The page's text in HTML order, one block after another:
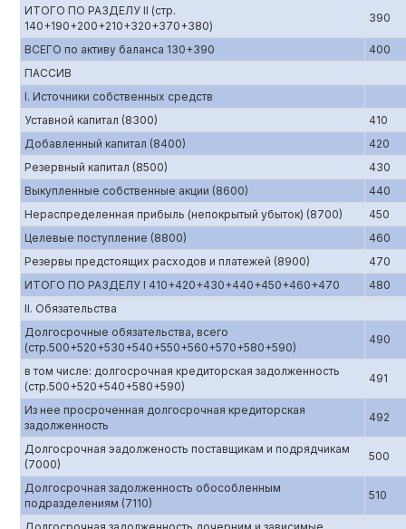
ИТОГО ПО РАЗДЕЛУ II (стр.
140+190+200+210+320+370+380)
390
ВСЕГО по активу баланса 130+390
400
ПАССИВ
I. Источники собственных средств
Уставной капитал (8300)
410
Добавленный капитал (8400)
420
Резервный капитал (8500)
430
Выкупленные собственные акции (8600)
440
Нераспределенная прибыль (непокрытый убыток) (8700)
450
Целевые поступление (8800)
460
Резервы предстоящих расходов и платежей (8900)
470
ИТОГО ПО РАЗДЕЛУ I 410+420+430+440+450+460+470
480
II. Обязательства
Долгосрочные обязательства, всего
(стр.500+520+530+540+550+560+570+580+590)
490
в том числе: долгосрочная кредиторская задолженность
(стр.500+520+540+580+590)
491
Из нее просроченная долгосрочная кредиторская
задолженность
492
Долгосрочная эадолженость поставщикам и подрядчикам
(7000)
500
Долгосрочная задолженность обособленным
подразделениям (7110)
510